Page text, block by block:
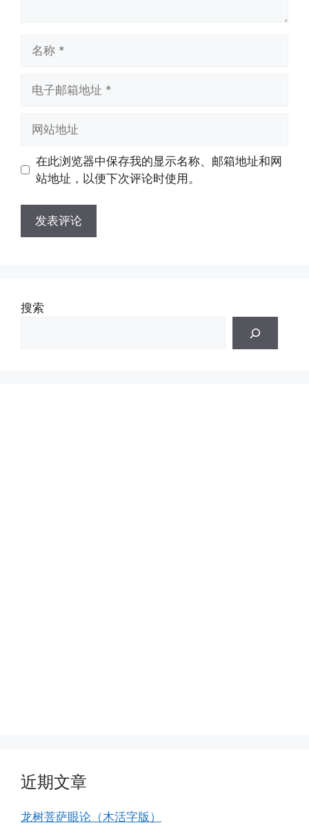
址
址
在此浏览器中保存我的显示名称、邮箱地址和网
站地址，以便下次评论时使用。
搜索
近期文章
龙树菩萨眼论（木活字版）